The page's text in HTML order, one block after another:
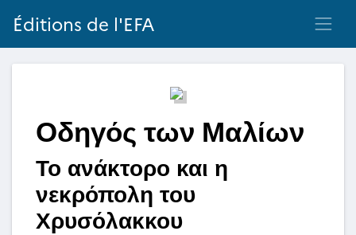
Éditions de l'EFA
Οδηγός των Μαλίων
Το ανάκτορο και η
νεκρόπολη του
Χρυσόλακκου